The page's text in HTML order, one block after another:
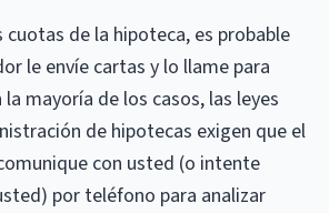
cuotas de la hipoteca, es probable
le envíe cartas y lo llame para
mayoría de los casos, las leyes
de hipotecas exigen que el
con usted (o intente
por teléfono para analizar